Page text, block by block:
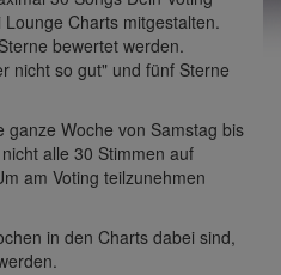
Charts mitgestalten.
bewertet werden.
nicht so gut" und fünf Sterne
ganze Woche von Samstag bis
alle 30 Stimmen auf
am Voting teilzunehmen
in den Charts dabei sind,